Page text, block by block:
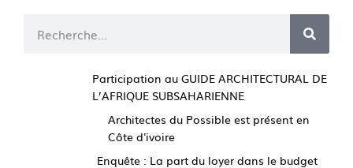
Participation au GUIDE ARCHITECTURAL DE
L’AFRIQUE SUBSAHARIENNE
Architectes du Possible est présent en
Côte d'ivoire
Enquête : La part du loyer dans le budget